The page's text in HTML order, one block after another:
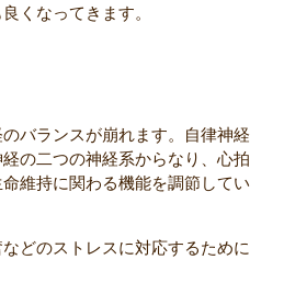
くなってきます。
バランスが崩れます。自律神経
の二つの神経系からなり、心拍
維持に関わる機能を調節してい
どのストレスに対応するために